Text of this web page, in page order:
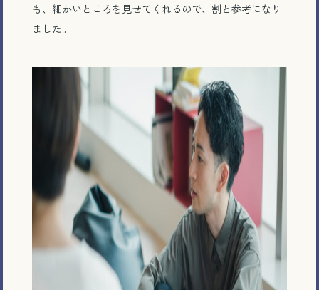
も、細かいところを見せてくれるので、割と参考になり
ました。